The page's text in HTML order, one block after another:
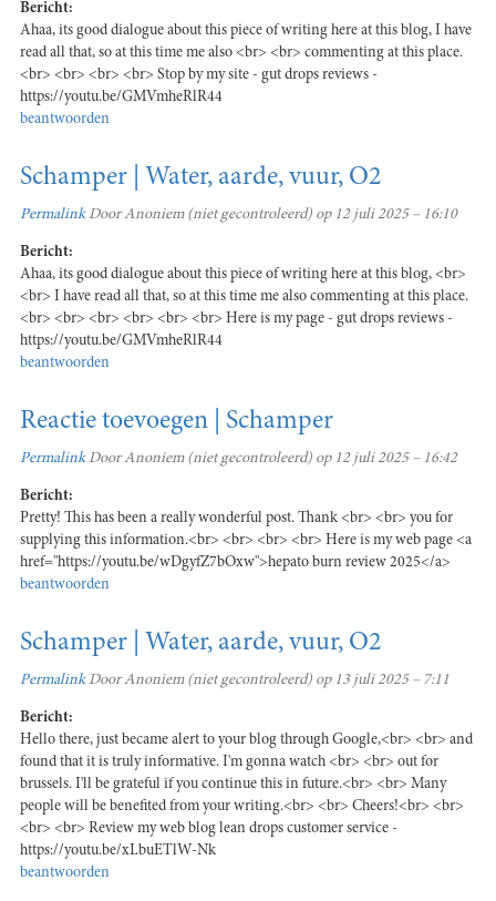
Bericht:
Ahaa, its good dialogue about this piece of writing here at this blog, I have
read all that, so at this time me also <br> <br> commenting at this place.
<br> <br> <br> <br> Stop by my site - gut drops reviews -
https://youtu.be/GMVmheRlR44
beantwoorden
Schamper | Water, aarde, vuur, O2
PermalinkDoorAnoniem (niet gecontroleerd) op 12 juli 2025 – 16:10
Bericht:
Ahaa, its good dialogue about this piece of writing here at this blog, <br>
<br> I have read all that, so at this time me also commenting at this place.
<br> <br> <br> <br> <br> <br> Here is my page - gut drops reviews -
https://youtu.be/GMVmheRlR44
beantwoorden
Reactie toevoegen | Schamper
PermalinkDoorAnoniem (niet gecontroleerd) op 12 juli 2025 – 16:42
Bericht:
Pretty! This has been a really wonderful post. Thank <br> <br> you for
supplying this information.<br> <br> <br> <br> Here is my web page <a
href="https://youtu.be/wDgyfZ7bOxw">hepato burn review 2025</a>
beantwoorden
Schamper | Water, aarde, vuur, O2
PermalinkDoorAnoniem (niet gecontroleerd) op 13 juli 2025 – 7:11
Bericht:
Hello there, just became alert to your blog through Google,<br> <br> and
found that it is truly informative. I'm gonna watch <br> <br> out for
brussels. I'll be grateful if you continue this in future.<br> <br> Many
people will be benefited from your writing.<br> <br> Cheers!<br> <br>
<br> <br> Review my web blog lean drops customer service -
https://youtu.be/xLbuETlW-Nk
beantwoorden